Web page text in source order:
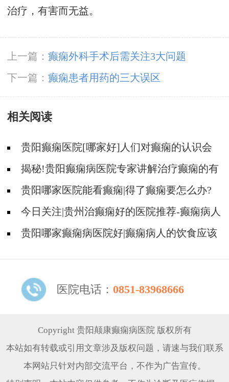
治疗，有害而无益。
上一篇： 癫痫外科手术后需关注3大问题
下一篇： 癫痫患者用药的三大误区
相关阅读
贵阳癫痫医院[哪家好]人们对癫痫的认识会
出现哪些误区?
揭秘!贵阳癫痫病医院专家讲解治疗癫痫的有
效方法有哪些?
贵阳哪家医院能看癫痫|得了癫痫要怎么办?
今日关注|贵州治癫痫好的医院推荐-癫痫病人
要怎么预防癫痫发作?
贵阳哪家癫痫病医院好|癫痫病人的饮食应该
医院电话： 0851-83968666
Copyright 贵阳颠康癫痫病医院 版权所有
本站如有转载或引用文章涉及版权问题，请速与我们联系
本网站只针对内部交流平台，不作为广告宣传。